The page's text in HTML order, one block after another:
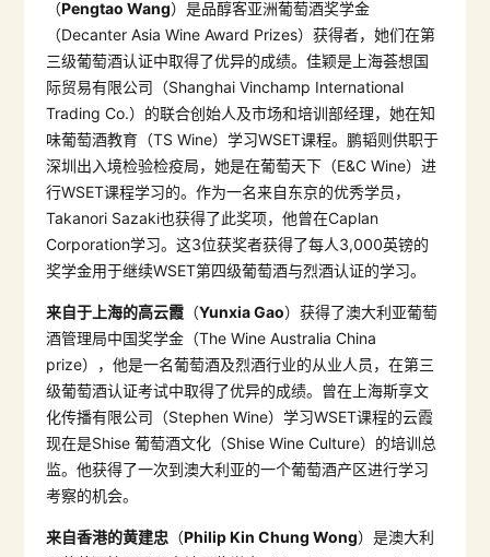
（Pengtao Wang）是品醇客亚洲葡萄酒奖学金
（Decanter Asia Wine Award Prizes）获得者，她们在第
三级葡萄酒认证中取得了优异的成绩。佳颖是上海荟想国
际贸易有限公司（Shanghai Vinchamp International
Trading Co.）的联合创始人及市场和培训部经理，她在知
味葡萄酒教育（TS Wine）学习WSET课程。鹏韬则供职于
深圳出入境检验检疫局，她是在葡萄天下（E&C Wine）进
行WSET课程学习的。作为一名来自东京的优秀学员，
Takanori Sazaki也获得了此奖项，他曾在Caplan
Corporation学习。这3位获奖者获得了每人3,000英镑的
奖学金用于继续WSET第四级葡萄酒与烈酒认证的学习。
来自于上海的高云霞 （Yunxia Gao）获得了澳大利亚葡萄
酒管理局中国奖学金（The Wine Australia China
prize），他是一名葡萄酒及烈酒行业的从业人员，在第三
级葡萄酒认证考试中取得了优异的成绩。曾在上海斯享文
化传播有限公司（Stephen Wine）学习WSET课程的云霞
现在是Shise 葡萄酒文化（Shise Wine Culture）的培训总
监。他获得了一次到澳大利亚的一个葡萄酒产区进行学习
考察的机会。
来自香港的黄建忠 （Philip Kin Chung Wong）是澳大利